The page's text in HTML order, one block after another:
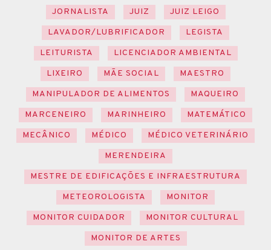
JORNALISTA
JUIZ
JUIZ LEIGO
LAVADOR/LUBRIFICADOR
LEGISTA
LEITURISTA
LICENCIADOR AMBIENTAL
LIXEIRO
MÃE SOCIAL
MAESTRO
MANIPULADOR DE ALIMENTOS
MAQUEIRO
MARCENEIRO
MARINHEIRO
MATEMÁTICO
MECÂNICO
MÉDICO
MÉDICO VETERINÁRIO
MERENDEIRA
MESTRE DE EDIFICAÇÕES E INFRAESTRUTURA
METEOROLOGISTA
MONITOR
MONITOR CUIDADOR
MONITOR CULTURAL
MONITOR DE ARTES